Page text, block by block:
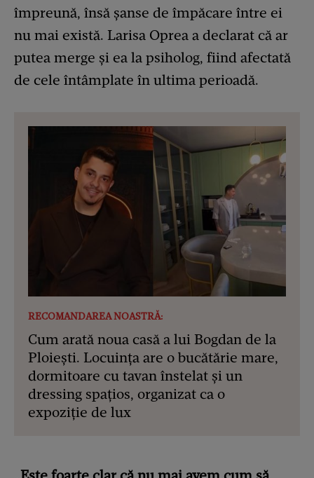
împreună, însă șanse de împăcare între ei
nu mai există. Larisa Oprea a declarat că ar
putea merge și ea la psiholog, fiind afectată
de cele întâmplate în ultima perioadă.
RECOMANDAREA NOASTRĂ:
Cum arată noua casă a lui Bogdan de la
Ploiești. Locuința are o bucătărie mare,
dormitoare cu tavan înstelat și un
dressing spațios, organizat ca o
expoziție de lux